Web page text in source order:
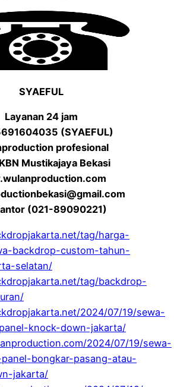
SYAEFUL
Layanan 24 jam
(SYAEFUL)
profesional
Mustikajaya Bekasi
(021-89090221)
tag/harga-
backdrop-custom-tahun-
selatan/
tag/backdrop-
2024/07/19/sewa-
knock-down-jakarta/
2024/07/19/sewa-
bongkar-pasang-atau-
jakarta/